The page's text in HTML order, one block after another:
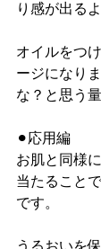
り感が出る
オイルをつ
ージになり
な？と思う
⚫︎応用編
お肌と同様
当たること
です。